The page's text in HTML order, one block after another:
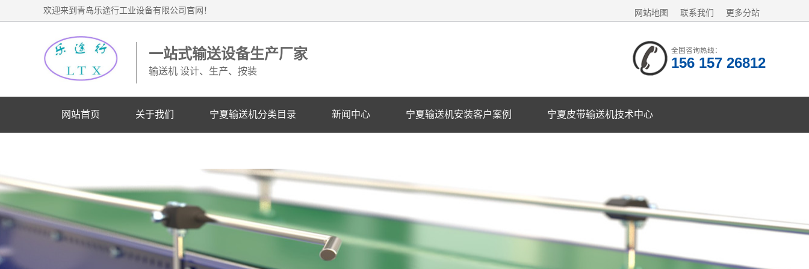
欢迎来到青岛乐途行工业设备有限公司官网！ 网站地图 联系我们 更多分站
一站式输送设备生产厂家
输送机 设计、生产、按装
全国咨询热线：
156 157 26812
网站首页 关于我们 宁夏输送机分类目录 新闻中心 宁夏输送机安装客户案例 宁夏皮带输送机技术中心